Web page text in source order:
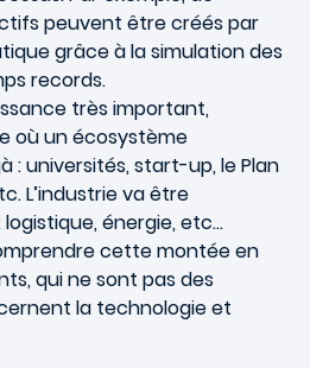
peuvent être créés par
grâce à la simulation des
records.
très important,
où un écosystème
: universités, start-up, le Plan
L’industrie va être
énergie, etc…
cette montée en
qui ne sont pas des
la technologie et